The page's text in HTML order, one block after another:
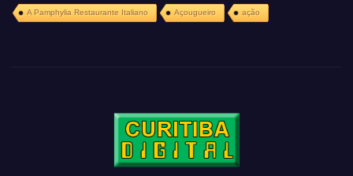
A Pamphylia Restaurante Italiano Açougueiro ação